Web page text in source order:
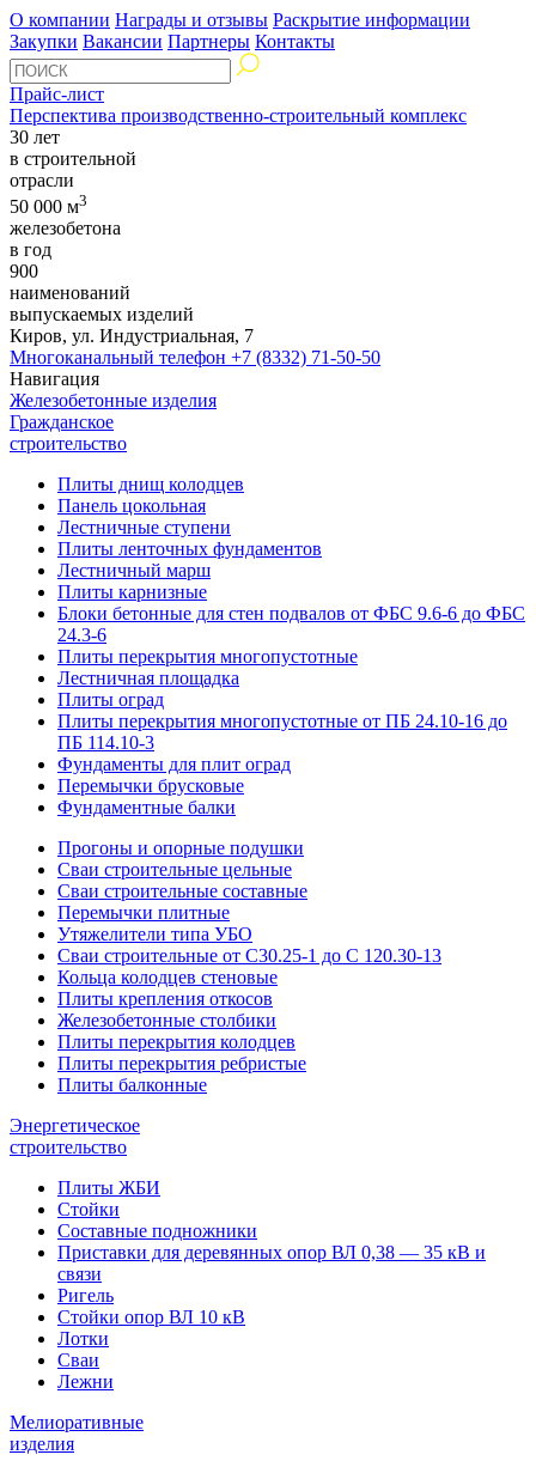
О компании Награды и отзывы Раскрытие информации
Закупки Вакансии Партнеры Контакты
Прайс-лист
Перспектива производственно-строительный комплекс
30 лет
в строительной
отрасли
50 000 м3
железобетона
в год
900
наименований
выпускаемых изделий
Киров, ул. Индустриальная, 7
Многоканальный телефон +7 (8332) 71-50-50
Навигация
Железобетонные изделия
Гражданское
строительство
Плиты днищ колодцев
Панель цокольная
Лестничные ступени
Плиты ленточных фундаментов
Лестничный марш
Плиты карнизные
Блоки бетонные для стен подвалов от ФБС 9.6-6 до ФБС
24.3-6
Плиты перекрытия многопустотные
Лестничная площадка
Плиты оград
Плиты перекрытия многопустотные от ПБ 24.10-16 до
ПБ 114.10-3
Фундаменты для плит оград
Перемычки брусковые
Фундаментные балки
Прогоны и опорные подушки
Сваи строительные цельные
Сваи строительные составные
Перемычки плитные
Утяжелители типа УБО
Сваи строительные от С30.25-1 до С 120.30-13
Кольца колодцев стеновые
Плиты крепления откосов
Железобетонные столбики
Плиты перекрытия колодцев
Плиты перекрытия ребристые
Плиты балконные
Энергетическое
строительство
Плиты ЖБИ
Стойки
Составные подножники
Приставки для деревянных опор ВЛ 0,38 — 35 кВ и
связи
Ригель
Стойки опор ВЛ 10 кВ
Лотки
Сваи
Лежни
Мелиоративные
изделия